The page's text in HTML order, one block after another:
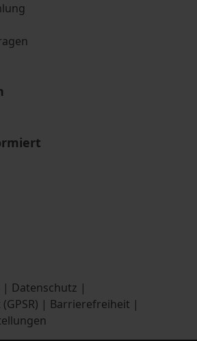
| Datenschutz |
| Barrierefreiheit |